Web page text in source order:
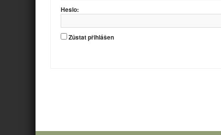
Heslo:
Zůstat přihlášen